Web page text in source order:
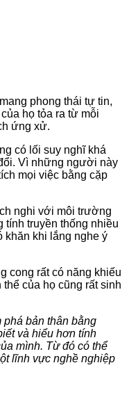
phong thái tự tin,
họ tỏa ra từ mỗi
ứng xử.
có lối suy nghĩ khá
Vì những người này
mọi việc bằng cặp
nghi với môi trường
tính truyền thống nhiều
khăn khi lắng nghe ý
cong rất có năng khiếu
của họ cũng rất sinh
phá bản thân bằng
và hiểu hơn tính
mình. Từ đó có thể
lĩnh vực nghề nghiệp